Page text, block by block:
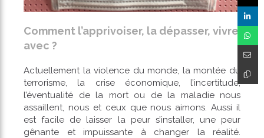
Comment l’apprivoiser, la dépasser, vivre
avec ?
Actuellement la violence du monde, la montée du
terrorisme, la crise économique, l’incertitude,
l’éventualité de la mort ou de la maladie nous
assaillent, nous et ceux que nous aimons. Aussi il
est facile de laisser la peur s’installer, une peur
gênante et impuissante à changer la réalité.